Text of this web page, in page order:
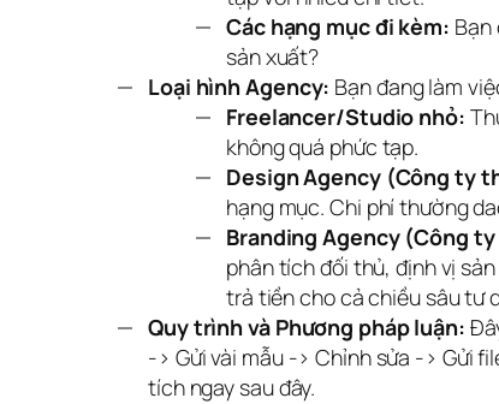
Các hạng mục đi kèm: Bạn
sản xuất?
Loại hình Agency: Bạn đang làm
Freelancer/Studio nhỏ:
không quá phức tạp.
Design Agency (Công ty
hạng mục. Chi phí thường
Branding Agency (Công
phân tích đối thủ, định vị
trả tiền cho cả chiều sâu tư
Quy trình và Phương pháp luận:
-> Gửi vài mẫu -> Chỉnh sửa -> Gửi
tích ngay sau đây.